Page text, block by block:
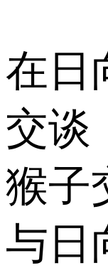
在日
交谈
猴子
与日